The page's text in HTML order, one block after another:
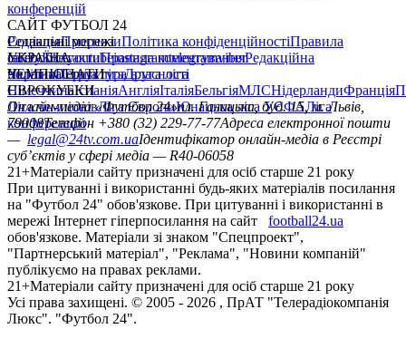
конференцій
САЙТ ФУТБОЛ 24
РедакціяПрогнозиПолітика конфіденційностіПравила
сайтуКонтактиПравила коментуванняРедакційна
політикаСтруктура власності
Соціальні мережі
facebookxyoutubeinstagramtelegramviber
УКРАЇНА
УкраїнаПерша лігаДруга ліга
ЧЕМПІОНАТИ
НімеччинаІспаніяАнгліяІталіяБельгіяМЛСНідерландиФранція
ЄВРОКУБКИ
Ліга чемпіонівЛіга ЄвропиЮнацька ліга УЄФАЛіга
конференцій
Онлайн-медіа «Футбол 24»пл. Галицька, буд. 15, м. Львів,
79008Телефон +380 (32) 229-77-77Адреса електронної пошти
— legal@24tv.com.uaІдентифікатор онлайн-медіа в Реєстрі
суб’єктів у сфері медіа — R40-06058
21+Матеріали сайту призначені для осіб старше 21 року
При цитуванні і використанні будь-яких матеріалів посилання
на "Футбол 24" обов'язкове. При цитуванні і використанні в
мережі Інтернет гіперпосилання на сайт
football24.ua
обов'язкове. Матеріали зі знаком "Спецпроект",
"Партнерський матеріал", "Реклама", "Новини компаній"
публікуємо на правах реклами.
21+Матеріали сайту призначені для осіб старше 21 року
Усi права захищенi. © 2005 - 2026 , ПрАТ "Телерадіокомпанія
Люкс". "Футбол 24".